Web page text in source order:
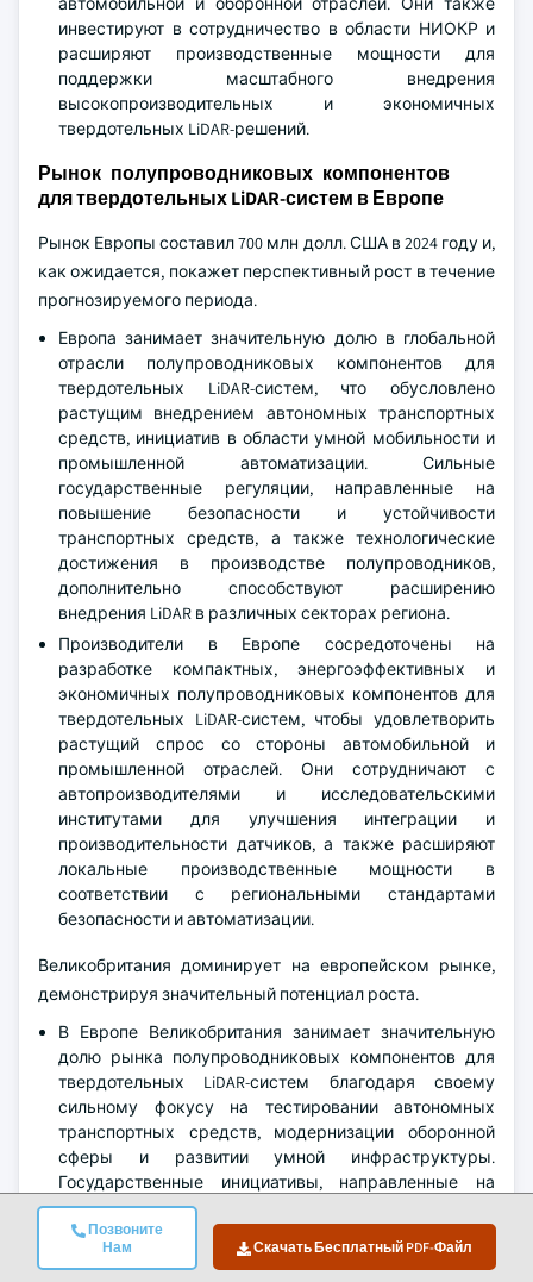
Позвоните
Нам
Скачать Бесплатный PDF-Файл
инвестируют в сотрудничество в области НИОКР и
расширяют производственные мощности для
поддержки масштабного внедрения
высокопроизводительных и экономичных
твердотельных LiDAR-решений.
Рынок полупроводниковых компонентов
для твердотельных LiDAR-систем в Европе
Рынок Европы составил 700 млн долл. США в 2024 году и,
как ожидается, покажет перспективный рост в течение
прогнозируемого периода.
Европа занимает значительную долю в глобальной
отрасли полупроводниковых компонентов для
твердотельных LiDAR-систем, что обусловлено
растущим внедрением автономных транспортных
средств, инициатив в области умной мобильности и
промышленной автоматизации. Сильные
государственные регуляции, направленные на
повышение безопасности и устойчивости
транспортных средств, а также технологические
достижения в производстве полупроводников,
дополнительно способствуют расширению
внедрения LiDAR в различных секторах региона.
Производители в Европе сосредоточены на
разработке компактных, энергоэффективных и
экономичных полупроводниковых компонентов для
твердотельных LiDAR-систем, чтобы удовлетворить
растущий спрос со стороны автомобильной и
промышленной отраслей. Они сотрудничают с
автопроизводителями и исследовательскими
институтами для улучшения интеграции и
производительности датчиков, а также расширяют
локальные производственные мощности в
соответствии с региональными стандартами
безопасности и автоматизации.
Великобритания доминирует на европейском рынке,
демонстрируя значительный потенциал роста.
В Европе Великобритания занимает значительную
долю рынка полупроводниковых компонентов для
твердотельных LiDAR-систем благодаря своему
сильному фокусу на тестировании автономных
транспортных средств, модернизации оборонной
сферы и развитии умной инфраструктуры.
Государственные инициативы, направленные на
поддержку передовых технологий мобильности и
финансирование НИОКР в области полупроводников,
ускоряют внедрение. Наличие ключевых стартапов в